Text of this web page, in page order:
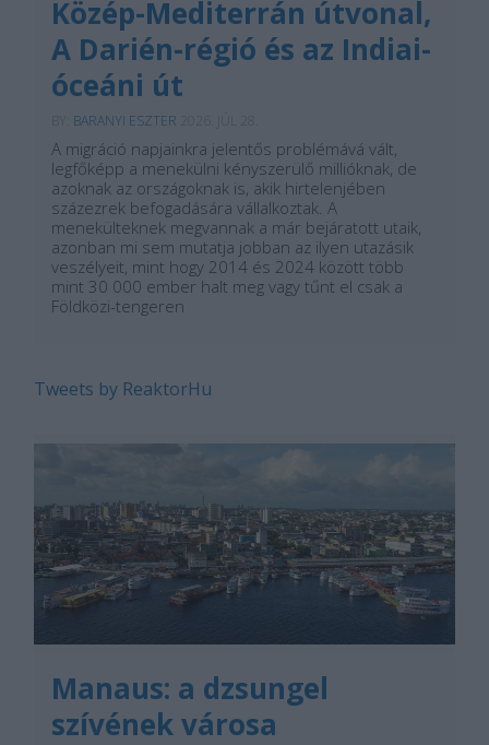
Közép-Mediterrán útvonal,
A Darién-régió és az Indiai-
óceáni út
BARANYI ESZTER
A migráció napjainkra jelentős problémává vált,
legfőképp a menekülni kényszerülő millióknak, de
azoknak az országoknak is, akik hirtelenjében
százezrek befogadására vállalkoztak. A
menekülteknek megvannak a már bejáratott utaik,
azonban mi sem mutatja jobban az ilyen utazásik
veszélyeit, mint hogy 2014 és 2024 között több
mint 30 000 ember halt meg vagy tűnt el csak a
Földközi-tengeren
Tweets by ReaktorHu
Manaus: a dzsungel
szívének városa